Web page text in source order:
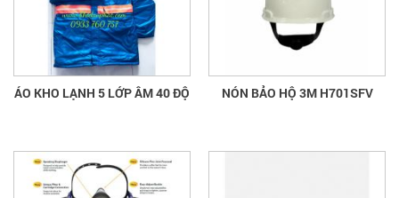
ÁO KHO LẠNH 5 LỚP ÂM 40 ĐỘ NÓN BẢO HỘ 3M H701SFV